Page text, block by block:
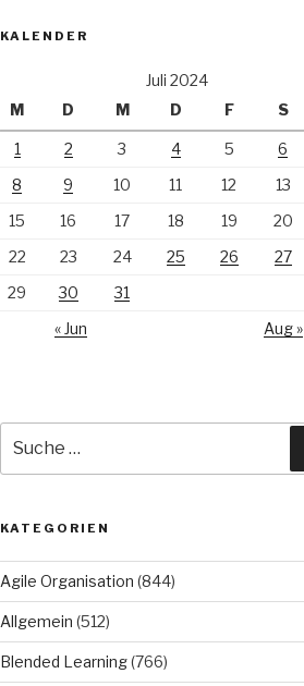
KALENDER
Juli 2024
M
D M D F S
1 2 3 4 5 6
8
9 10 11 12 13
15
16 17 18 19 20
22
23 24 25 26 27
29
30
31
« Jun
Aug »
nach:
KATEGORIEN
Agile Organisation (844)
Allgemein (512)
Blended Learning(766)